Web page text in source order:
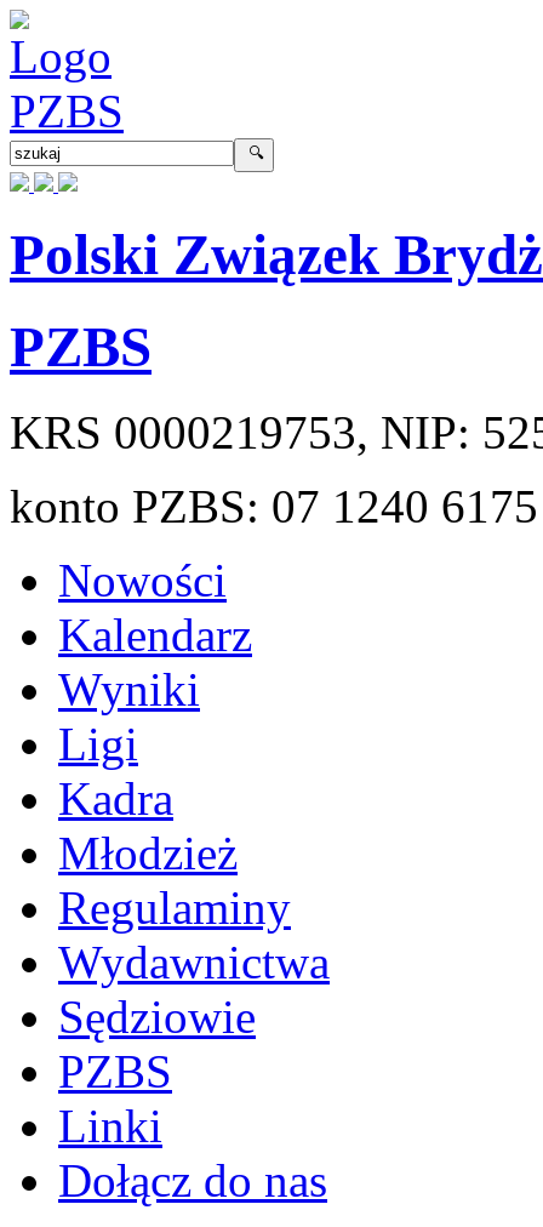
Polski Związek
PZBS
KRS 0000219753, NIP:
konto PZBS: 07 1240
Nowości
Kalendarz
Wyniki
Ligi
Kadra
Młodzież
Regulaminy
Wydawnictwa
Sędziowie
PZBS
Linki
Dołącz do nas